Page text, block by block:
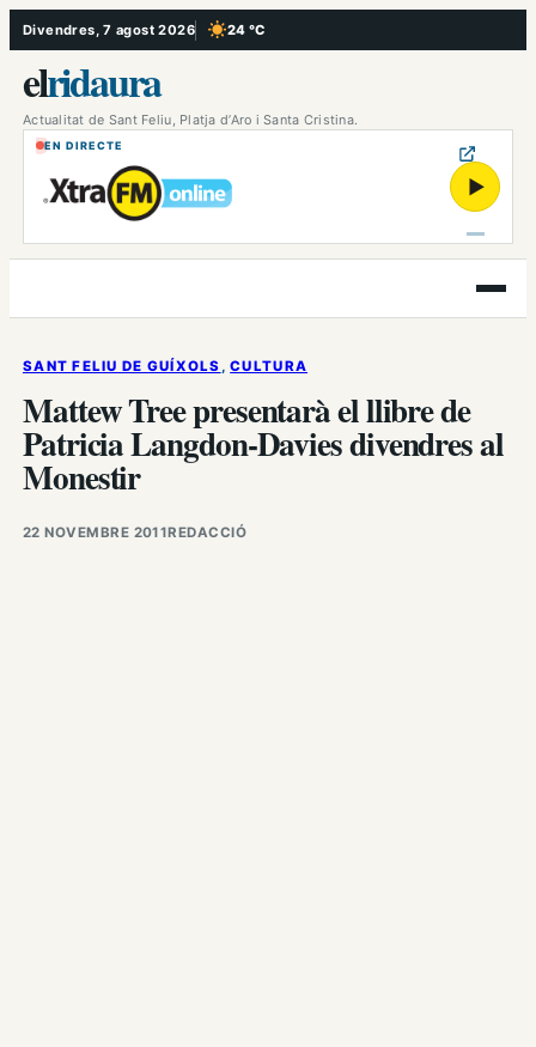
Vés
al
contingut
Divendres, 7 agost 2026 24 °C
, Cel serè
elridaura
Actualitat de Sant Feliu, Platja d’Aro i Santa Cristina.
EN DIRECTE
▶
Obre
el
SANT FELIU DE GUÍXOLS , CULTURA
Mattew Tree presentarà el llibre de
Patricia Langdon-Davies divendres al
Monestir
22 NOVEMBRE 2011REDACCIÓ